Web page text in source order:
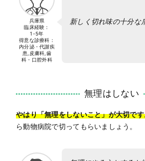
兵庫県
臨床経験：
1-5年
得意な診療科：
内分泌・代謝疾
患,皮膚科,歯
科・口腔外科
新しく切れ味の十分な
無理はしない
やはり「無理をしないこと」が大切で
ら動物病院で切ってもらいましょう。